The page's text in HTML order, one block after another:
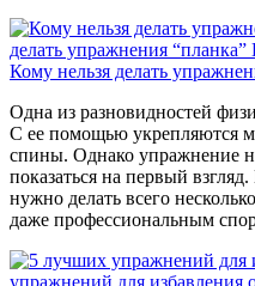
делать упражнения “планка”
Кому нельзя делать
Одна из разновидностей
С ее помощью укрепляются
спины. Однако упражнение
показаться на первый
нужно делать всего
даже профессиональным